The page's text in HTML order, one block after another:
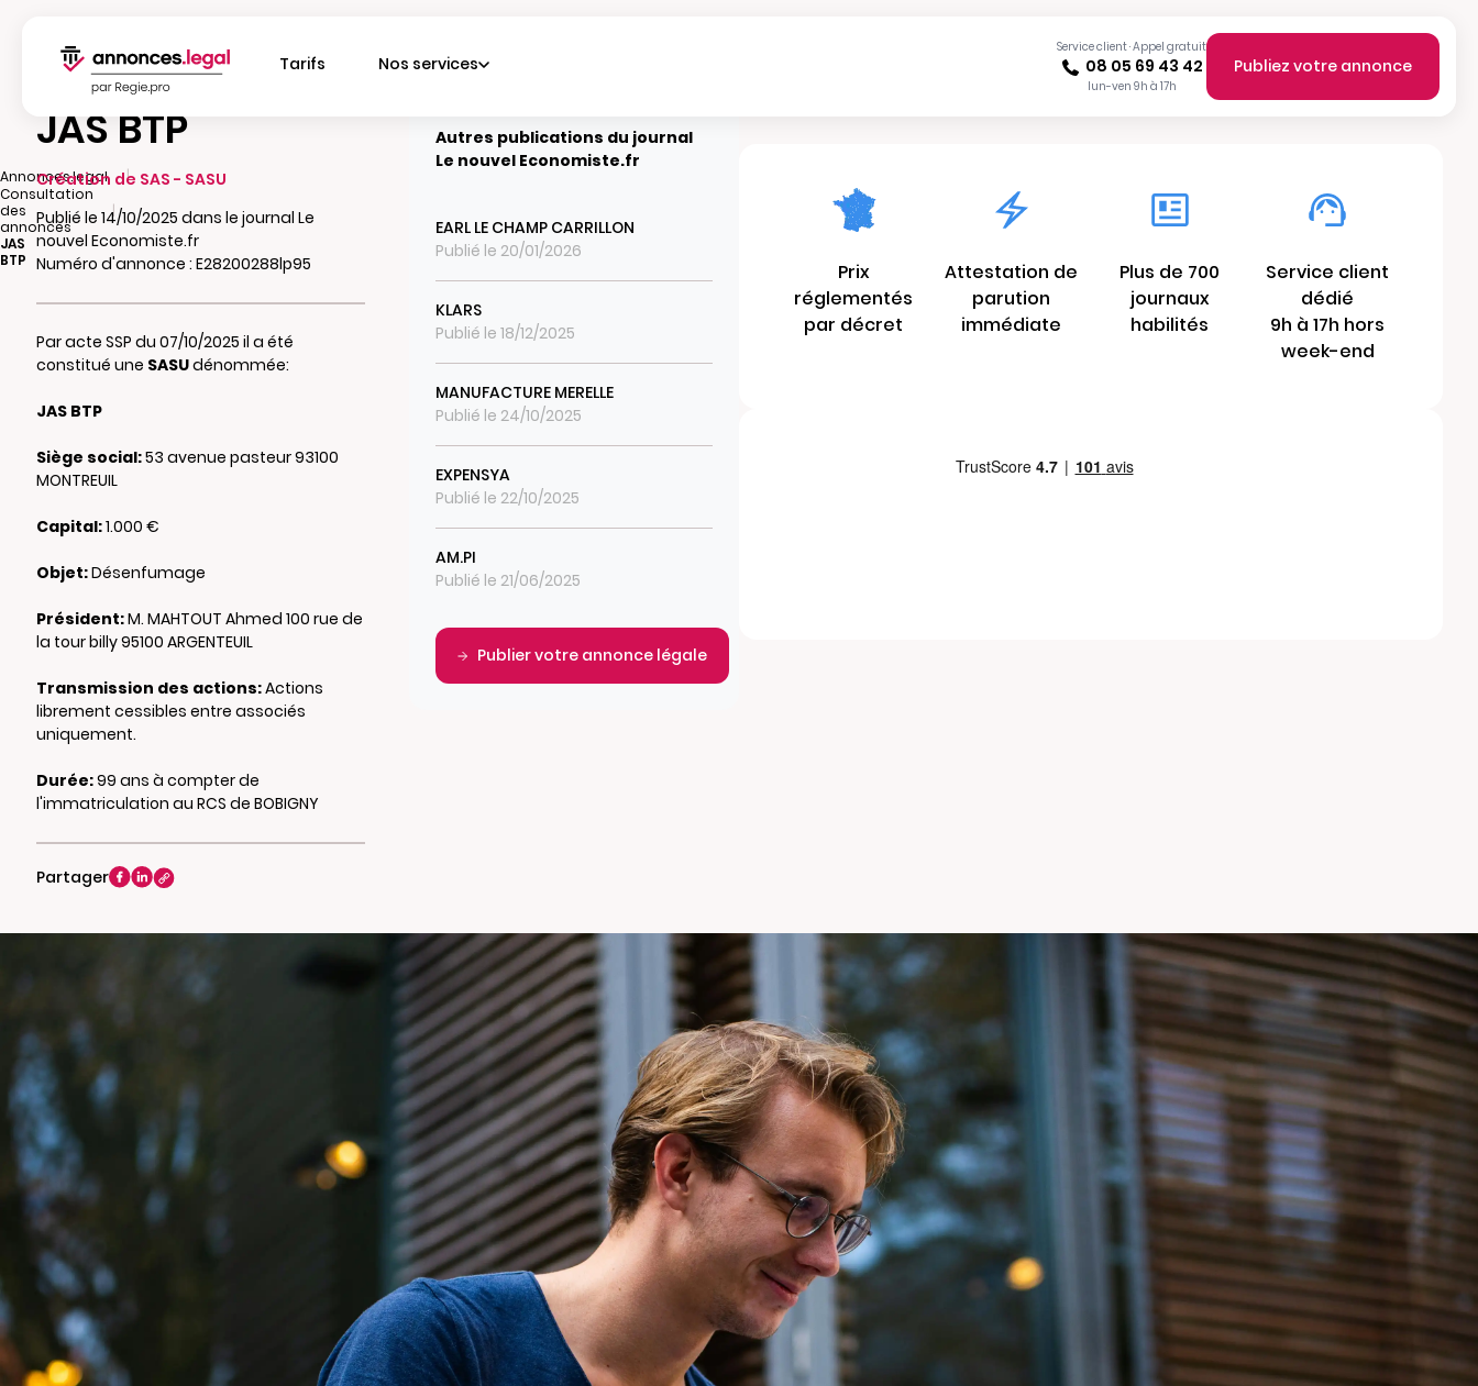
Tarifs Nos services
Service client · Appel gratuit
08 05 69 43 42
lun-ven 9h à 17h
Publiez votre annonce
Annonces.legal
|
Consultation
des
annonces
|
JAS
BTP
JAS BTP
Création de SAS - SASU
Publié le 14/10/2025 dans le journal Le
nouvel Economiste.fr
Numéro d'annonce : E28200288lp95
Par acte SSP du 07/10/2025 il a été
constitué une SASUdénommée:
JAS BTP
Siège social:53 avenue pasteur 93100
MONTREUIL
Capital:1.000 €
Objet:Désenfumage
Président:M. MAHTOUT Ahmed 100 rue de
la tour billy 95100 ARGENTEUIL
Transmission des actions:Actions
librement cessibles entre associés
uniquement.
Durée:99 ans à compter de
l'immatriculation au RCS de BOBIGNY
Partager
Autres publications du journal
Le nouvel Economiste.fr
EARL LE CHAMP CARRILLON
Publié le 20/01/2026
KLARS
Publié le 18/12/2025
MANUFACTURE MERELLE
Publié le 24/10/2025
EXPENSYA
Publié le 22/10/2025
AM.PI
Publié le 21/06/2025
Publier votre annonce légale
Prix
réglementés
par décret
Attestation de
parution
immédiate
Plus de 700
journaux
habilités
Service client
dédié
9h à 17h hors
week-end